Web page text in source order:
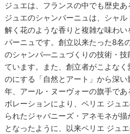
ジュエは、フランスの中でも歴史
ジュエのシャンパーニュは、シャ
解く花のような香りと複雑な味わ
パーニュです。創立以来たった8名
のシャンパ―ニュづくりの技術・技
ています。また、創立者がこよな
のにする「自然とアート」から深
年、アール・ヌーヴォーの旗手で
ボレーションにより、ペリエ ジュ
られたジャパニーズ・アネモネが
となったように、以来ペリエ ジュ